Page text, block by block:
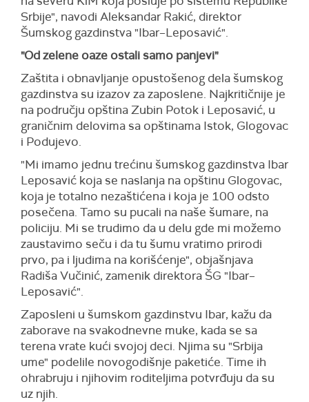
Srbije", navodi Aleksandar Rakić, direktor
Šumskog gazdinstva "Ibar–Leposavić".
"Od zelene oaze ostali samo panjevi"
Zaštita i obnavljanje opustošenog dela šumskog
gazdinstva su izazov za zaposlene. Najkritičnije je
na području opština Zubin Potok i Leposavić, u
graničnim delovima sa opštinama Istok, Glogovac
i Podujevo.
"Mi imamo jednu trećinu šumskog gazdinstva Ibar
Leposavić koja se naslanja na opštinu Glogovac,
koja je totalno nezaštićena i koja je 100 odsto
posečena. Tamo su pucali na naše šumare, na
policiju. Mi se trudimo da u delu gde mi možemo
zaustavimo seču i da tu šumu vratimo prirodi
prvo, pa i ljudima na korišćenje", objašnjava
Radiša Vučinić, zamenik direktora ŠG "Ibar–
Leposavić".
Zaposleni u šumskom gazdinstvu Ibar, kažu da
zaborave na svakodnevne muke, kada se sa
terena vrate kući svojoj deci. Njima su "Srbija
ume" podelile novogodišnje paketiće. Time ih
ohrabruju i njihovim roditeljima potvrđuju da su
uz njih.